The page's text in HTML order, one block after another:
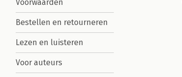
Voorwaarden
Bestellen en retourneren
Lezen en luisteren
Voor auteurs